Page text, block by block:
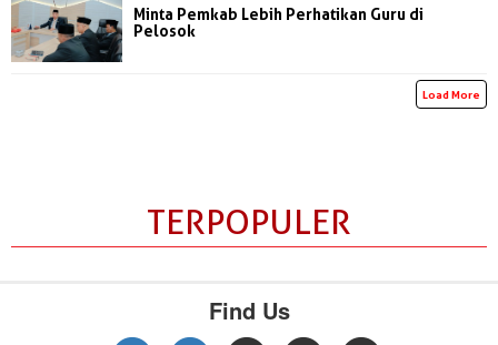
Minta Pemkab Lebih Perhatikan Guru di
Pelosok
Load More
TERPOPULER
Find Us